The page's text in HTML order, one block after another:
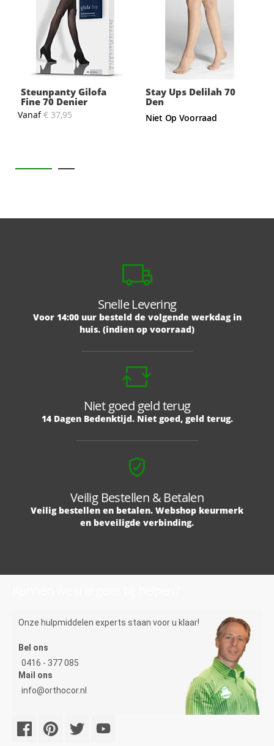
Steunpanty Gilofa
Fine 70 Denier
Vanaf € 37,95
Stay Ups Delilah 70
Den
Niet Op Voorraad
Snelle Levering
Voor 14:00 uur besteld de volgende werkdag in
huis. (indien op voorraad)
Niet goed geld terug
14 Dagen Bedenktijd. Niet goed, geld terug.
Veilig Bestellen & Betalen
Veilig bestellen en betalen. Webshop keurmerk
en beveiligde verbinding.
Onze hulpmiddelen experts staan voor u klaar!
Bel ons
0416 - 377 085
Mail ons
info@orthocor.nl